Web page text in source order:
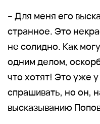
– Для меня его
странное. Это
не солидно. Как
одним делом,
что хотят! Это уже
спрашивать, но он,
высказыванию